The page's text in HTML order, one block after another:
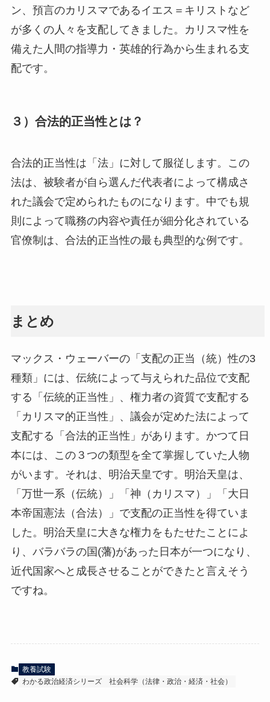
ン、預言のカリスマであるイエス＝キリストなど
が多くの人々を支配してきました。カリスマ性を
備えた人間の指導力・英雄的行為から生まれる支
配です。
３）合法的正当性とは？
合法的正当性は「法」に対して服従します。この
法は、被験者が自ら選んだ代表者によって構成さ
れた議会で定められたものになります。中でも規
則によって職務の内容や責任が細分化されている
官僚制は、合法的正当性の最も典型的な例です。
まとめ
マックス・ウェーバーの「支配の正当（統）性の3
種類」には、伝統によって与えられた品位で支配
する「伝統的正当性」、権力者の資質で支配する
「カリスマ的正当性」、議会が定めた法によって
支配する「合法的正当性」があります。かつて日
本には、この３つの類型を全て掌握していた人物
がいます。それは、明治天皇です。明治天皇は、
「万世一系（伝統）」「神（カリスマ）」「大日
本帝国憲法（合法）」で支配の正当性を得ていま
した。明治天皇に大きな権力をもたせたことによ
り、バラバラの国(藩)があった日本が一つになり、
近代国家へと成長させることができたと言えそう
ですね。
教養試験
わかる政治経済シリーズ
社会科学（法律・政治・経済・社会）